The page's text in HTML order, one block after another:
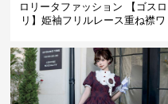
ロリータファッション 【ゴスロ
リ】姫袖フリルレース重ね襟ワ